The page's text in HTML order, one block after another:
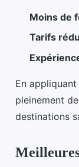
Moins de
Tarifs
En appliquant
pleinement
destinations